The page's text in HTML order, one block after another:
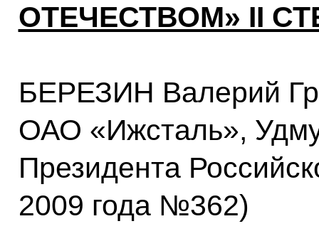
ОТЕЧЕСТВОМ» II
БЕРЕЗИН Валерий
ОАО «Ижсталь»,
Президента
2009 года №362)